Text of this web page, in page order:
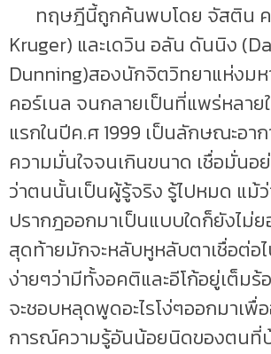
ทฤษฎีนี้ถูกค้นพบโดย จัสติน ค
Kruger) และเดวิน อลัน ดันนิง
Dunning)สองนักจิตวิทยาแห่งม
คอร์เนล จนกลายเป็นที่แพร่หลาย
แรกในปีค.ศ 1999 เป็นลักษณะอา
ความมั่นใจจนเกินขนาด เชื่อมั่นอ
ว่าตนนั้นเป็นผู้รู้จริง รู้ไปหมด แม้ว่
ปรากฎออกมาเป็นแบบใดก็ยังไม่
สุดท้ายมักจะหลับหูหลับตาเชื่อต่อ
ง่ายๆว่ามีทั้งอคติและอีโก้อยู่เต็ม
จะชอบหลุดพูดอะไรโง่ๆออกมาเพื่
การณ์ความรู้อันน้อยนิดของตนที่